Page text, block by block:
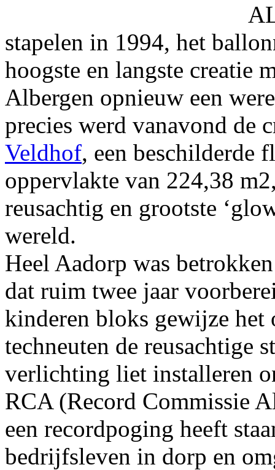
stapelen in 1994, het
hoogste en langste creatie
Albergen opnieuw een
precies werd vanavond de
Veldhof, een beschilderde
oppervlakte van 224,38
reusachtig en grootste
wereld.
Heel Aadorp was
dat ruim twee jaar
kinderen bloks gewijze
techneuten de reusachtige
verlichting liet installeren
RCA (Record Commissie
een recordpoging heeft
bedrijfsleven in dorp en